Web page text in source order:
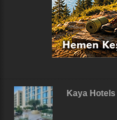
Kaya Hotels